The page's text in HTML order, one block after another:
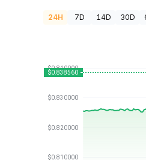
24H 7D 14D 30D